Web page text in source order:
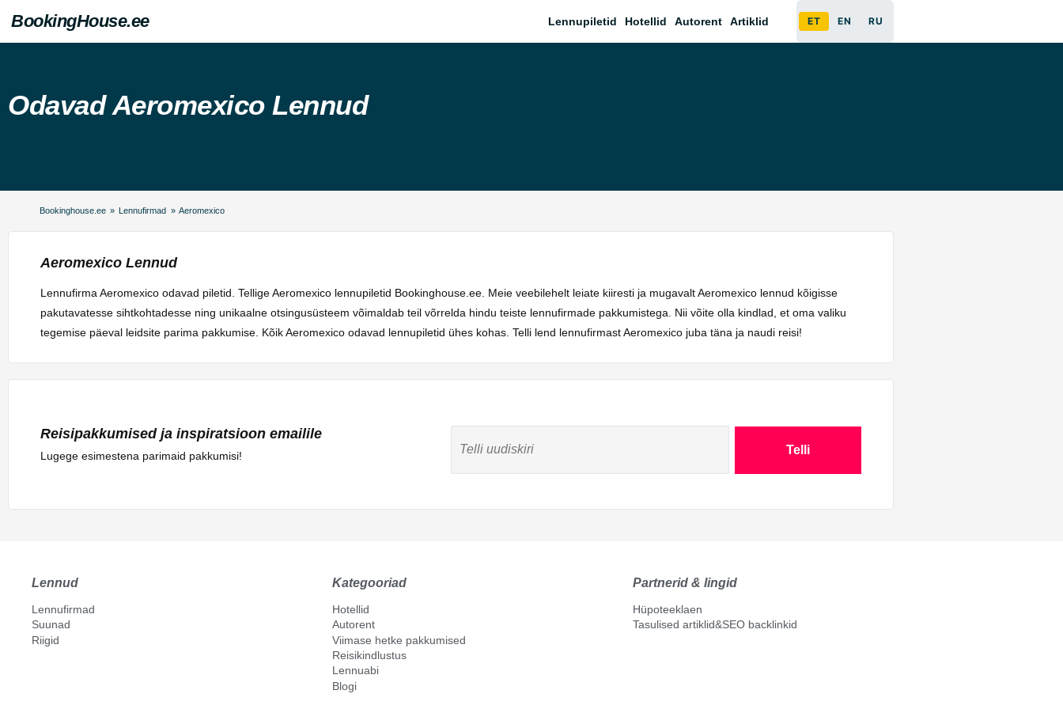
BookingHouse.ee Lennupiletid Hotellid Autorent Artiklid ET EN RU
Odavad Aeromexico Lennud
Bookinghouse.ee » Lennufirmad » Aeromexico
Aeromexico Lennud
Lennufirma Aeromexico odavad piletid. Tellige Aeromexico lennupiletid Bookinghouse.ee. Meie veebilehelt leiate kiiresti ja mugavalt Aeromexico lennud kõigisse
pakutavatesse sihtkohtadesse ning unikaalne otsingusüsteem võimaldab teil võrrelda hindu teiste lennufirmade pakkumistega. Nii võite olla kindlad, et oma valiku
tegemise päeval leidsite parima pakkumise. Kõik Aeromexico odavad lennupiletid ühes kohas. Telli lend lennufirmast Aeromexico juba täna ja naudi reisi!
Reisipakkumised ja inspiratsioon emailile
Lugege esimestena parimaid pakkumisi! Telli
Lennud
Lennufirmad
Suunad
Riigid
Kategooriad
Hotellid
Autorent
Viimase hetke pakkumised
Reisikindlustus
Lennuabi
Blogi
Partnerid & lingid
Hüpoteeklaen
Tasulised artiklid&SEO backlinkid